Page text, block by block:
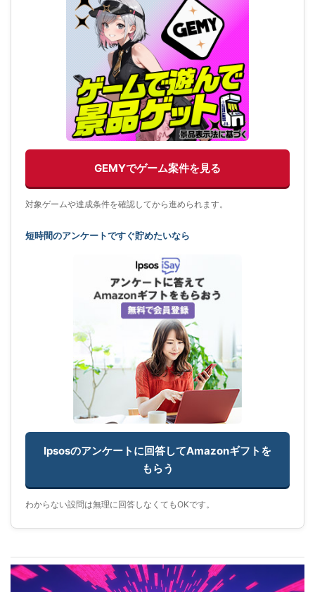
GEMYでゲーム案件を見る
対象ゲームや達成条件を確認してから進められます。
短時間のアンケートですぐ貯めたいなら
Ipsosのアンケートに回答してAmazonギフトを
もらう
わからない設問は無理に回答しなくてもOKです。